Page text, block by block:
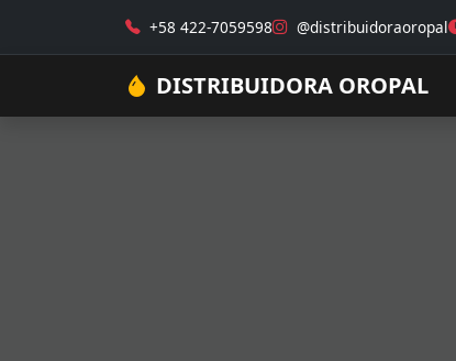
+58 422-7059598 @distribuidoraoropal
DISTRIBUIDORA OROPAL